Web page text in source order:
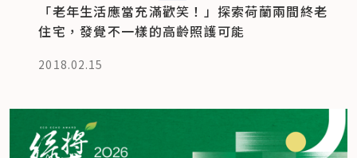
「老年生活應當充滿歡笑！」探索荷蘭兩間終老
住宅，發覺不一樣的高齡照護可能
2018.02.15